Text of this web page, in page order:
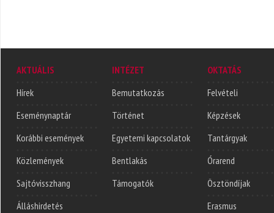
AKTUÁLIS
Hírek
Eseménynaptár
Korábbi események
Közlemények
Sajtóvisszhang
Álláshirdetés
INTÉZET
Bemutatkozás
Történet
Egyetemi kapcsolatok
Bentlakás
Támogatók
OKTATÁS
Felvételi
Képzések
Tantárgyak
Órarend
Ösztöndíjak
Erasmus